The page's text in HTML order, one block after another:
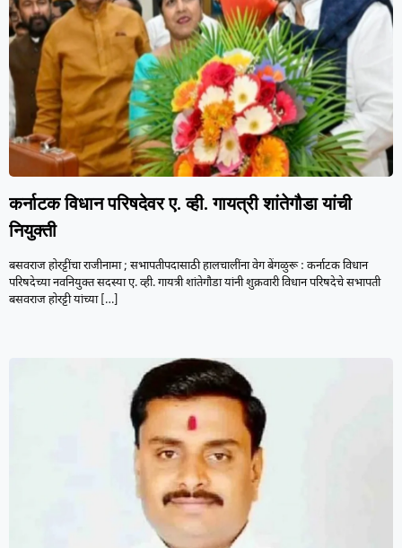
कर्नाटक विधान परिषदेवर ए. व्ही. गायत्री शांतेगौडा यांची
नियुक्ती
बसवराज होरट्टींचा राजीनामा ; सभापतीपदासाठी हालचालींना वेग बेंगळुरू : कर्नाटक विधान
परिषदेच्या नवनियुक्त सदस्या ए. व्ही. गायत्री शांतेगौडा यांनी शुक्रवारी विधान परिषदेचे सभापती
बसवराज होरट्टी यांच्या[…]